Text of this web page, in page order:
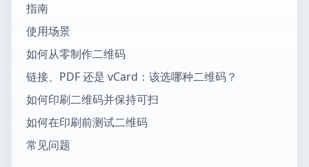
指南
使用场景
如何从零制作二维码
链接、PDF 还是 vCard：该选哪种二维码？
如何印刷二维码并保持可扫
如何在印刷前测试二维码
常见问题